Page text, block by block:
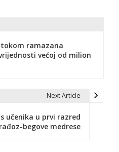
ramazana
većoj od milion
Next Article
učenika u prvi razred
begove medrese